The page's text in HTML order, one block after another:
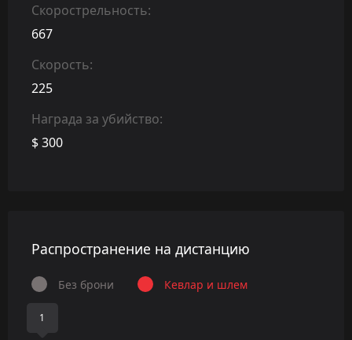
Скорострельность:
667
Скорость:
225
Награда за убийство:
$ 300
Распространение на дистанцию
Без брони Кевлар и шлем
1